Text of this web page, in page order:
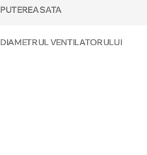
PUTEREA SATA
DIAMETRUL VENTILATORULUI